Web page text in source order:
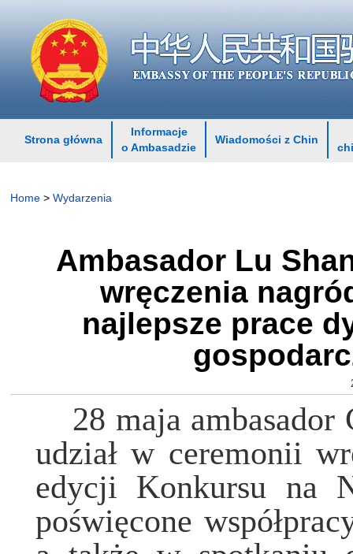
Strona główna
Informacje
o Ambasadzie
Wiadomości z Chin
Home > Wydarzenia
Ambasador Lu
wręczenia
najlepsze prace
28 maja ambasador
udział w ceremonii
edycji Konkursu na
poświęcone